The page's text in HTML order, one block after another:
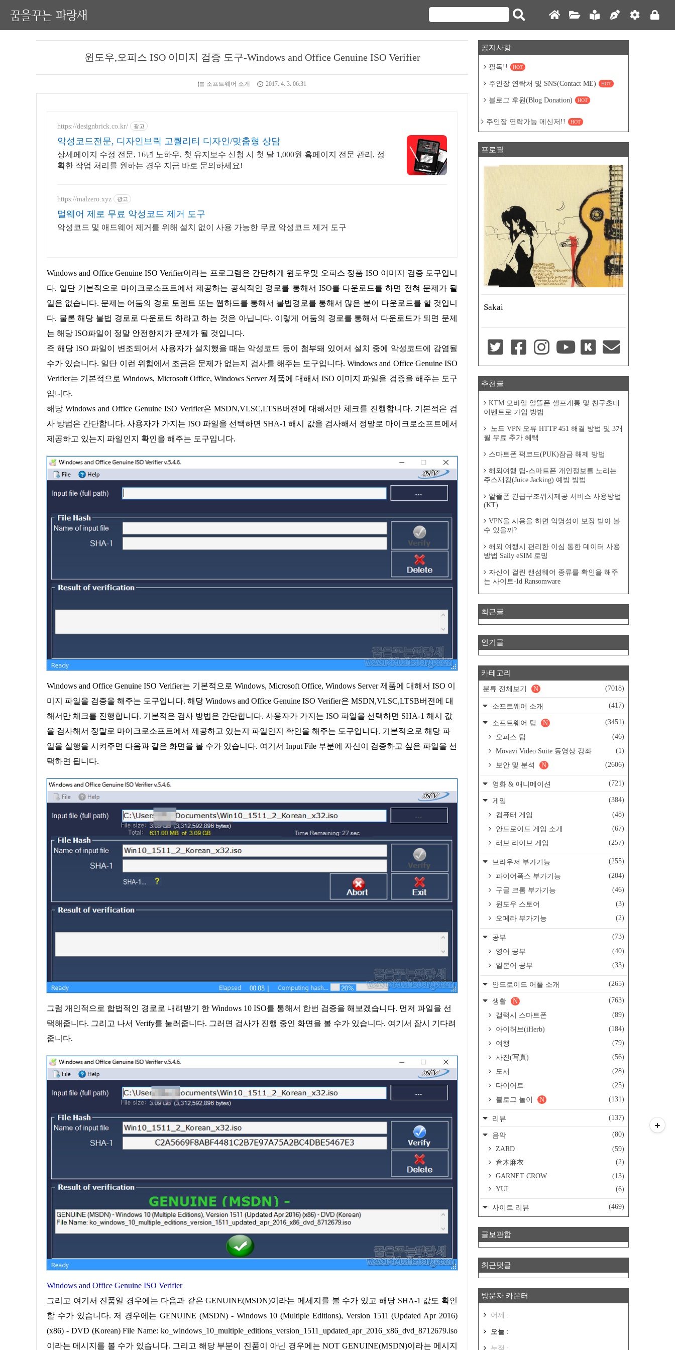
꿈을꾸는 파랑새
윈도우,오피스 ISO 이미지 검증 도구-Windows and Office Genuine ISO Verifier
소프트웨어 소개 2017. 4. 3. 06:31
https://designbrick.co.kr/ 광고
악성코드전문, 디자인브릭 고퀄리티 디자인/맞춤형 상담
상세페이지 수정 전문, 16년 노하우, 첫 유지보수 신청 시 첫 달 1,000원 홈페이지 전문 관리, 정
확한 작업 처리를 원하는 경우 지금 바로 문의하세요!
https://malzero.xyz 광고
멀웨어 제로 무료 악성코드 제거 도구
악성코드 및 애드웨어 제거를 위해 설치 없이 사용 가능한 무료 악성코드 제거 도구
Windows and Office Genuine ISO Verifier이라는 프로그램은 간단하게 윈도우및 오피스 정품 ISO 이미지 검증 도구입니
다. 일단 기본적으로 마이크로소프트에서 제공하는 공식적인 경로를 통해서 ISO를 다운로드를 하면 전혀 문제가 될
일은 없습니다. 문제는 어둠의 경로 토렌트 또는 웹하드를 통해서 불법경로를 통해서 많은 분이 다운로드를 할 것입니
다. 물론 해당 불법 경로로 다운로드 하라고 하는 것은 아닙니다. 이렇게 어둠의 경로를 통해서 다운로드가 되면 문제
는 해당 ISO파일이 정말 안전한지가 문제가 될 것입니다.
즉 해당 ISO 파일이 변조되어서 사용자가 설치했을 때는 악성코드 등이 첨부돼 있어서 설치 중에 악성코드에 감염될
수가 있습니다. 일단 이런 위험에서 조금은 문제가 없는지 검사를 해주는 도구입니다. Windows and Office Genuine ISO
Verifier는 기본적으로 Windows, Microsoft Office, Windows Server 제품에 대해서 ISO 이미지 파일을 검증을 해주는 도구
입니다.
해당 Windows and Office Genuine ISO Verifier은 MSDN,VLSC,LTSB버전에 대해서만 체크를 진행합니다. 기본적은 검
사 방법은 간단합니다. 사용자가 가지는 ISO 파일을 선택하면 SHA-1 해시 값을 검사해서 정말로 마이크로소프트에서
제공하고 있는지 파일인지 확인을 해주는 도구입니다.
Windows and Office Genuine ISO Verifier는 기본적으로 Windows, Microsoft Office, Windows Server 제품에 대해서 ISO 이
미지 파일을 검증을 해주는 도구입니다. 해당 Windows and Office Genuine ISO Verifier은 MSDN,VLSC,LTSB버전에 대
해서만 체크를 진행합니다. 기본적은 검사 방법은 간단합니다. 사용자가 가지는 ISO 파일을 선택하면 SHA-1 해시 값
을 검사해서 정말로 마이크로소프트에서 제공하고 있는지 파일인지 확인을 해주는 도구입니다. 기본적으로 해당 파
일을 실행을 시켜주면 다음과 같은 화면을 볼 수가 있습니다. 여기서 Input File 부분에 자신이 검증하고 싶은 파일을 선
택하면 됩니다.
그럼 개인적으로 합법적인 경로로 내려받기 한 Windows 10 ISO를 통해서 한번 검증을 해보겠습니다. 먼저 파일을 선
택해줍니다. 그리고 나서 Verify를 눌러줍니다. 그러면 검사가 진행 중인 화면을 볼 수가 있습니다. 여기서 잠시 기다려
줍니다.
Windows and Office Genuine ISO Verifier
그리고 여기서 진품일 경우에는 다음과 같은 GENUINE(MSDN)이라는 메세지를 볼 수가 있고 해당 SHA-1 값도 확인
할 수가 있습니다. 저 경우에는 GENUINE (MSDN) - Windows 10 (Multiple Editions), Version 1511 (Updated Apr 2016)
(x86) - DVD (Korean) File Name: ko_windows_10_multiple_editions_version_1511_updated_apr_2016_x86_dvd_8712679.iso
이라는 메시지를 볼 수가 있습니다. 그리고 해당 부분이 진품이 아닌 경우에는 NOT GENUINE(MSDN)이라는 메시지
공지사항
필독!! HOT
주인장 연락처 및 SNS(Contact ME) HOT
블로그 후원(Blog Donation) HOT
주인장 연락가능 메신저!! HOT
프로필
Sakai
추천글
KTM 모바일 알뜰폰 셀프개통 및 친구초대
이벤트로 가입 방법
노드 VPN 오류 HTTP 451 해결 방법 및 3개
월 무료 추가 혜택
스마트폰 퍽코드(PUK)잠금 해제 방법
해외여행 팁-스마트폰 개인정보를 노리는
주스재킹(Juice Jacking) 예방 방법
알뜰폰 긴급구조위치제공 서비스 사용방법
(KT)
VPN을 사용을 하면 익명성이 보장 받아 볼
수 있을까?
해외 여행시 편리한 이심 통한 데이터 사용
방법 Saily eSIM 로밍
자신이 걸린 랜섬웨어 종류를 확인을 해주
는 사이트-Id Ransomware
최근글
인기글
카테고리
분류 전체보기 (7018)
N
소프트웨어 소개 (417)
소프트웨어 팁 (3451)
N
오피스 팁
(46)
Movavi Video Suite 동영상 강좌
(1)
보안 및 분석
(2606)
N
영화 & 애니메이션 (721)
게임
(384)
컴퓨터 게임
(48)
안드로이드 게임 소개
(67)
러브 라이브 게임
(257)
브라우저 부가기능
(255)
파이어폭스 부가기능
(204)
구글 크롬 부가기능
(46)
윈도우 스토어
(3)
오페라 부가기능
(2)
공부
(73)
영어 공부
(40)
일본어 공부
(33)
안드로이드 어플 소개 (265)
생활 (763)
N
갤럭시 스마트폰
(89)
아이허브(iHerb)
(184)
여행
(79)
사진(写真)
(56)
도서
(28)
다이어트
(25)
블로그 놀이
(131)
N
리뷰 (137)
음악
(80)
ZARD
(59)
倉木麻衣
(2)
GARNET CROW
(13)
YUI
(6)
사이트 리뷰 (469)
글보관함
최근댓글
방문자 카운터
어제 :
오늘 :
누적 :